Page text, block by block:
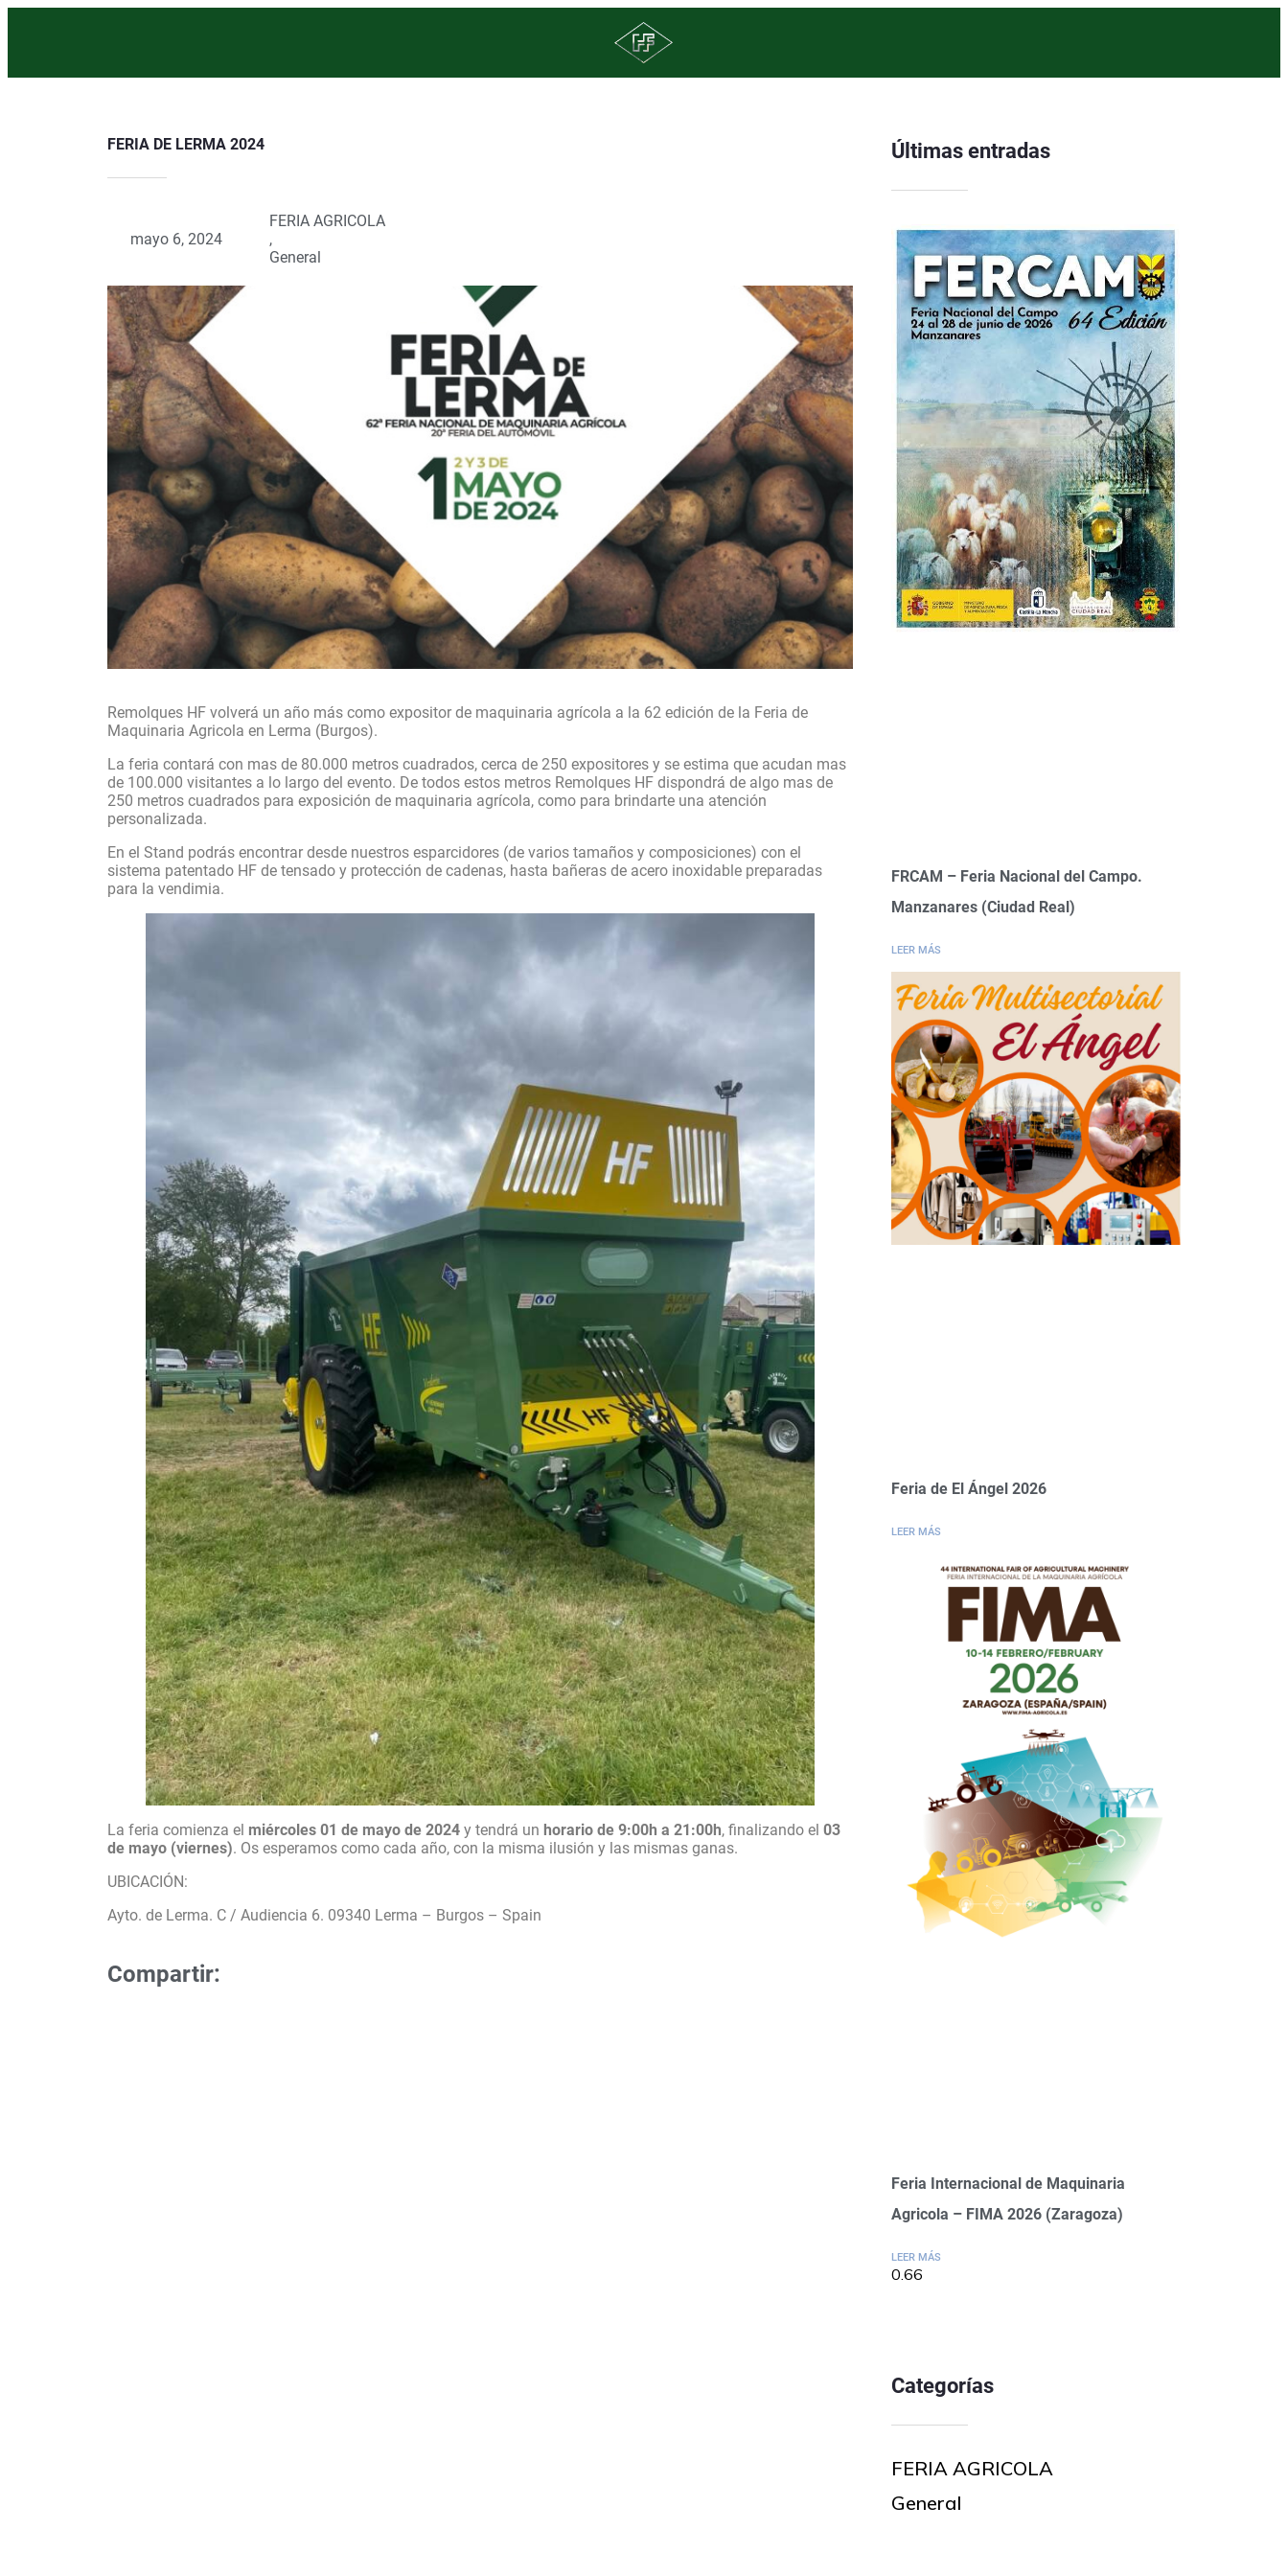
FERIA DE LERMA 2024
mayo 6, 2024
FERIA AGRICOLA
,
General
Remolques HF volverá un año más como expositor de maquinaria agrícola a la 62 edición de la Feria de
Maquinaria Agricola en Lerma (Burgos).
La feria contará con mas de 80.000 metros cuadrados, cerca de 250 expositores y se estima que acudan mas
de 100.000 visitantes a lo largo del evento. De todos estos metros Remolques HF dispondrá de algo mas de
250 metros cuadrados para exposición de maquinaria agrícola, como para brindarte una atención
personalizada.
En el Stand podrás encontrar desde nuestros esparcidores (de varios tamaños y composiciones) con el
sistema patentado HF de tensado y protección de cadenas, hasta bañeras de acero inoxidable preparadas
para la vendimia.
La feria comienza el miércoles 01 de mayo de 2024 y tendrá un horario de 9:00h a 21:00h, finalizando el 03
de mayo (viernes). Os esperamos como cada año, con la misma ilusión y las mismas ganas.
UBICACIÓN:
Ayto. de Lerma. C / Audiencia 6. 09340 Lerma – Burgos – Spain
Compartir:
Últimas entradas
FRCAM – Feria Nacional del Campo.
Manzanares (Ciudad Real)
LEER MÁS
Feria de El Ángel 2026
LEER MÁS
Feria Internacional de Maquinaria
Agricola – FIMA 2026 (Zaragoza)
LEER MÁS
Categorías
FERIA AGRICOLA
General